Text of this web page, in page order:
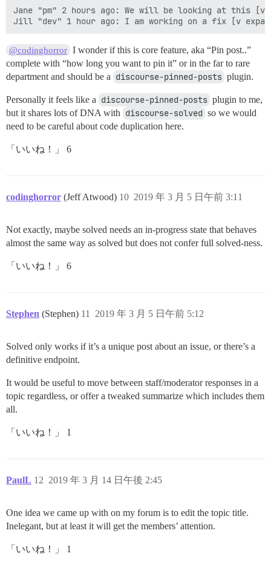
Jane "pm" 2 hours ago: We will be looking at this [v
@codinghorror I wonder if this is core feature, aka “Pin post..”
complete with “how long you want to pin it” or in the far to rare
department and should be a discourse-pinned-posts plugin.
Personally it feels like a discourse-pinned-posts plugin to me,
but it shares lots of DNA with discourse-solved so we would
need to be careful about code duplication here.
「いいね！」 6
codinghorror (Jeff Atwood) 2019 年 3 月 5 日午前 3:11
10
Not exactly, maybe solved needs an in-progress state that behaves
almost the same way as solved but does not confer full solved-ness.
「いいね！」 6
Stephen (Stephen) 2019 年 3 月 5 日午前 5:12
11
Solved only works if it’s a unique post about an issue, or there’s a
definitive endpoint.
It would be useful to move between staff/moderator responses in a
topic regardless, or offer a tweaked summarize which includes them
all.
「いいね！」 1
PaulL 2019 年 3 月 14 日午後 2:45
12
One idea we came up with on my forum is to edit the topic title.
Inelegant, but at least it will get the members’ attention.
「いいね！」 1